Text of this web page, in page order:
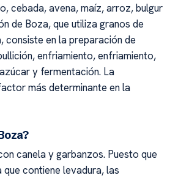
cebada, avena, maíz, arroz, bulgur
de Boza, que utiliza granos de
consiste en la preparación de
enfriamiento, enfriamiento,
y fermentación. La
más determinante en la
canela y garbanzos. Puesto que
que contiene levadura, las